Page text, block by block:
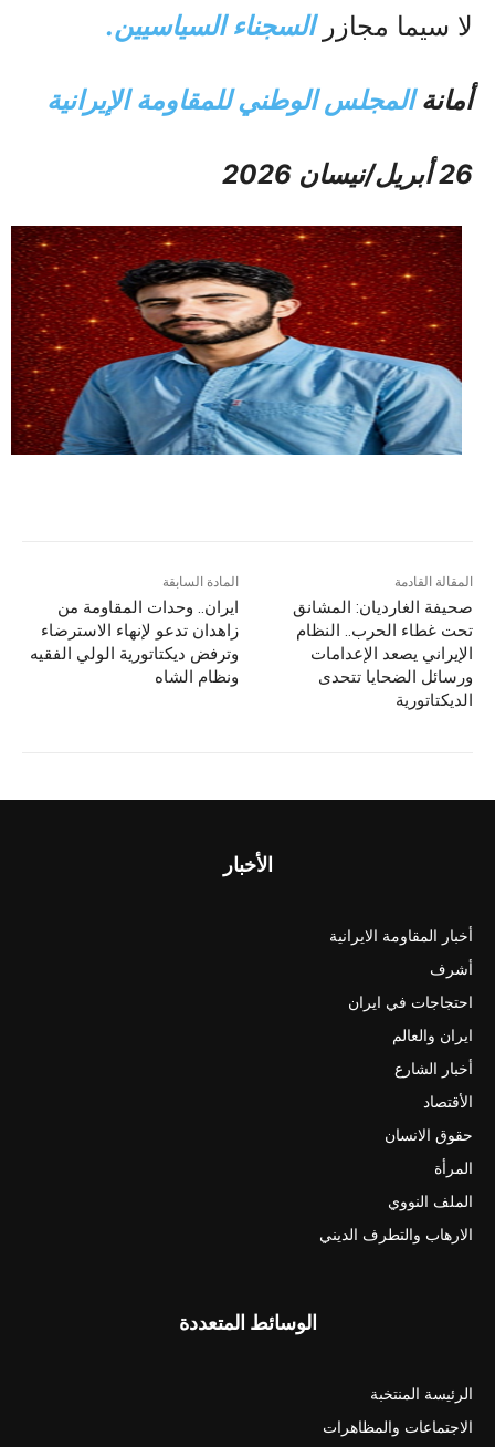
لا سيما مجازرالسجناء السياسيين.
أمانةالمجلس الوطني للمقاومة الإيرانية
26 أبريل/نيسان 2026
المادة السابقة
ایران.. وحدات المقاومة من
زاهدان تدعو لإنهاء الاسترضاء
وترفض ديكتاتورية الولي الفقيه
ونظام الشاه
المقالة القادمة
صحيفة الغارديان: المشانق
تحت غطاء الحرب.. النظام
الإيراني يصعد الإعدامات
ورسائل الضحايا تتحدى
الديكتاتورية
الأخبار
أخبار المقاومة الايرانية
أشرف
احتجاجات في ايران
ايران والعالم
أخبار الشارع
الأقتصاد
حقوق الانسان
المرأة
الملف النووي
الارهاب والتطرف الديني
الوسائط المتعددة
الرئيسة المنتخبة
الاجتماعات والمظاهرات